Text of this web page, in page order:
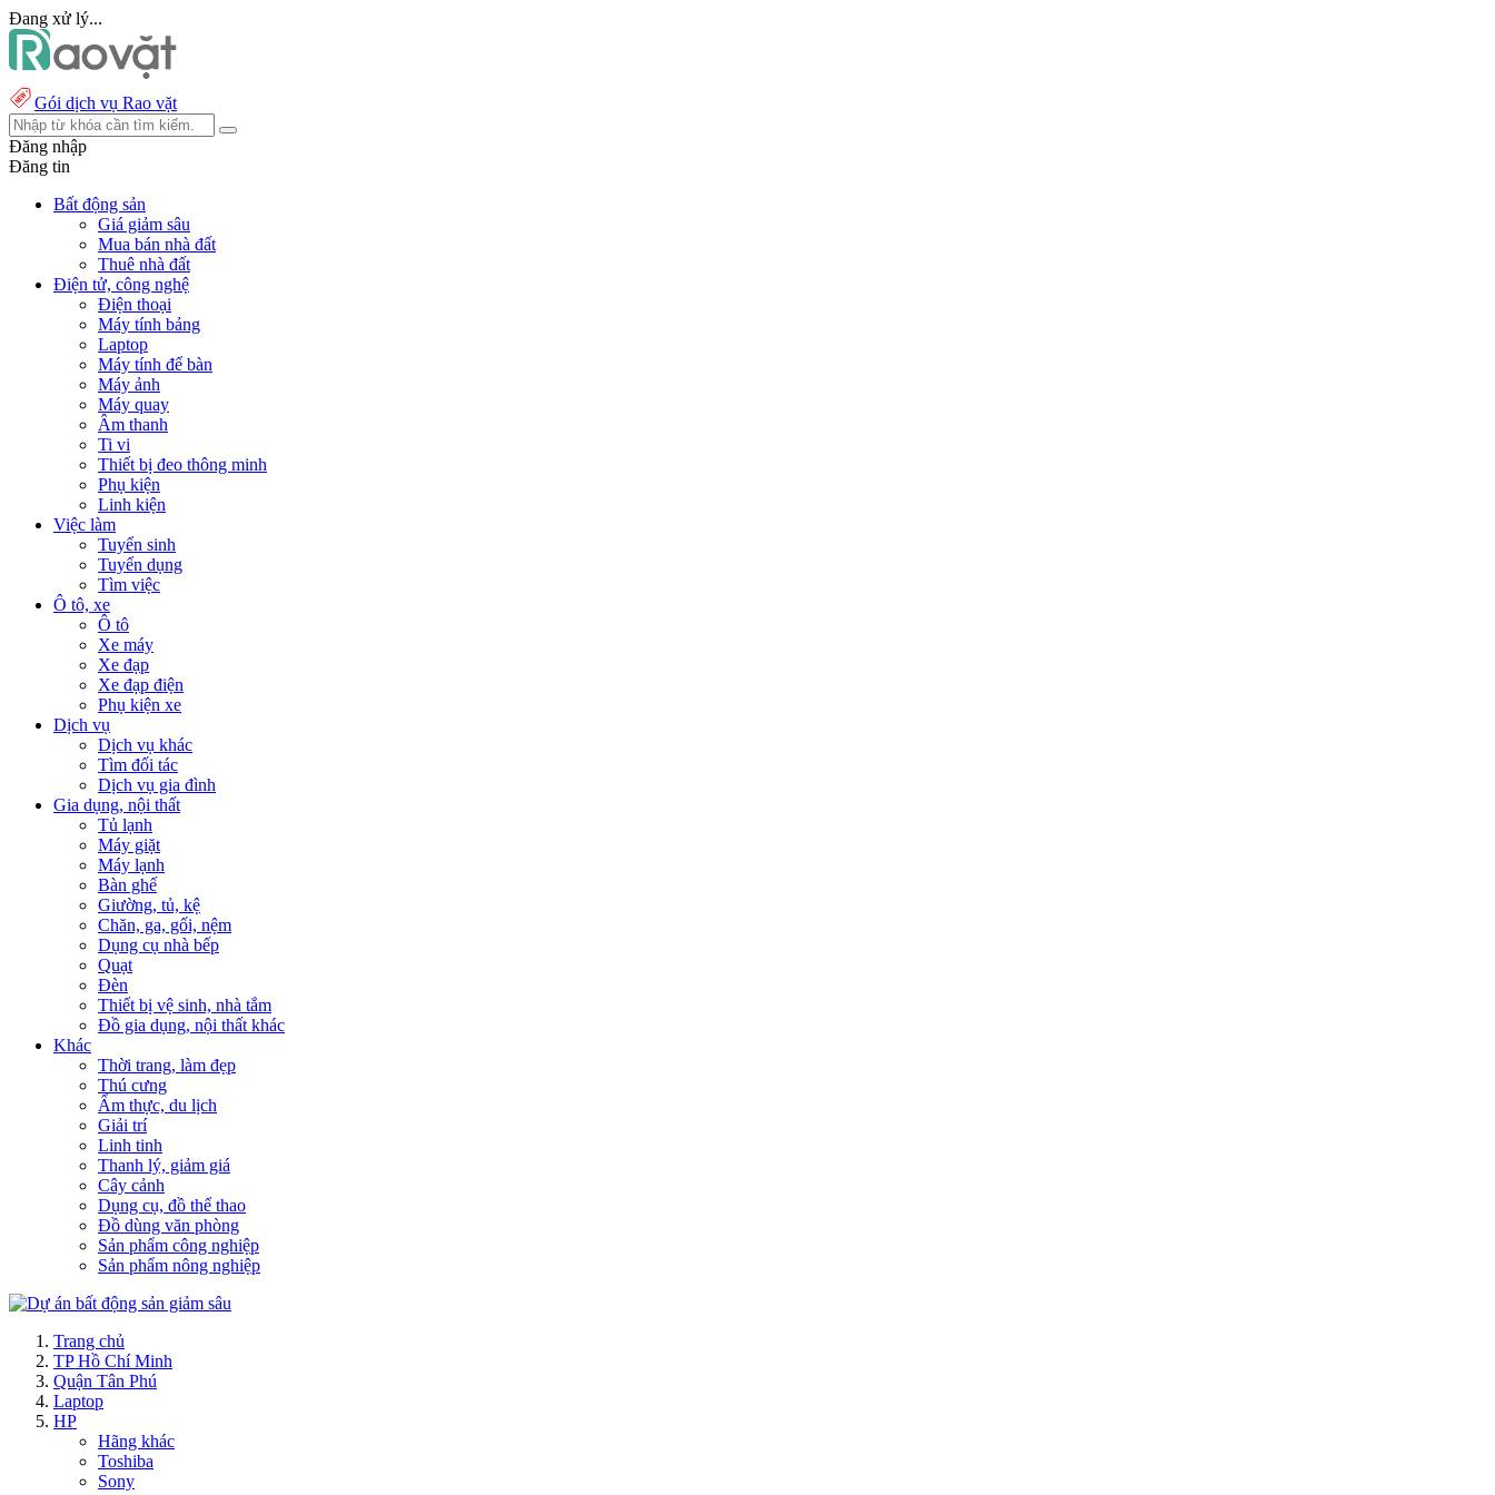
Đang xử lý...
Gói dịch vụ Rao vặt
Đăng nhập
Đăng tin
Bất động sản
Giá giảm sâu
Mua bán nhà đất
Thuê nhà đất
Điện tử, công nghệ
Điện thoại
Máy tính bảng
Laptop
Máy tính để bàn
Máy ảnh
Máy quay
Âm thanh
Ti vi
Thiết bị đeo thông minh
Phụ kiện
Linh kiện
Việc làm
Tuyển sinh
Tuyển dụng
Tìm việc
Ô tô, xe
Ô tô
Xe máy
Xe đạp
Xe đạp điện
Phụ kiện xe
Dịch vụ
Dịch vụ khác
Tìm đối tác
Dịch vụ gia đình
Gia dụng, nội thất
Tủ lạnh
Máy giặt
Máy lạnh
Bàn ghế
Giường, tủ, kệ
Chăn, ga, gối, nệm
Dụng cụ nhà bếp
Quạt
Đèn
Thiết bị vệ sinh, nhà tắm
Đồ gia dụng, nội thất khác
Khác
Thời trang, làm đẹp
Thú cưng
Ẩm thực, du lịch
Giải trí
Linh tinh
Thanh lý, giảm giá
Cây cảnh
Dụng cụ, đồ thể thao
Đồ dùng văn phòng
Sản phẩm công nghiệp
Sản phẩm nông nghiệp
Trang chủ
TP Hồ Chí Minh
Quận Tân Phú
Laptop
HP
Hãng khác
Toshiba
Sony